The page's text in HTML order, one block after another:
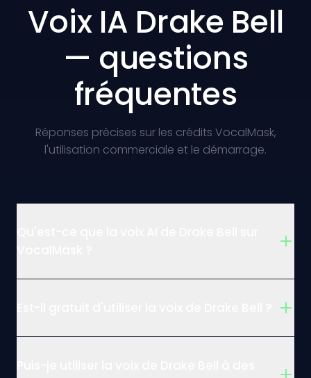
Voix IA Drake Bell
— questions
fréquentes
Réponses précises sur les crédits VocalMask,
l'utilisation commerciale et le démarrage.